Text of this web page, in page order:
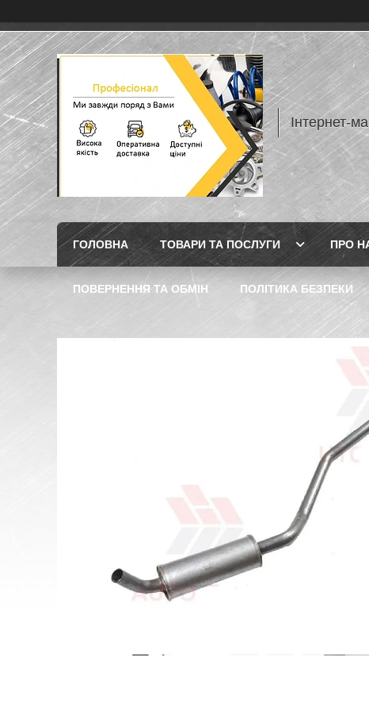
Інтернет-
ГОЛОВНА ТОВАРИ ТА ПОСЛУГИ ПРО
ПОВЕРНЕННЯ ТА ОБМІН ПОЛІТИКА БЕЗПЕКИ